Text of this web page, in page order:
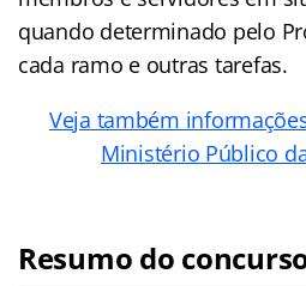
quando determinado pelo
cada ramo e outras tarefas.
Veja também
Ministério Público
Resumo do